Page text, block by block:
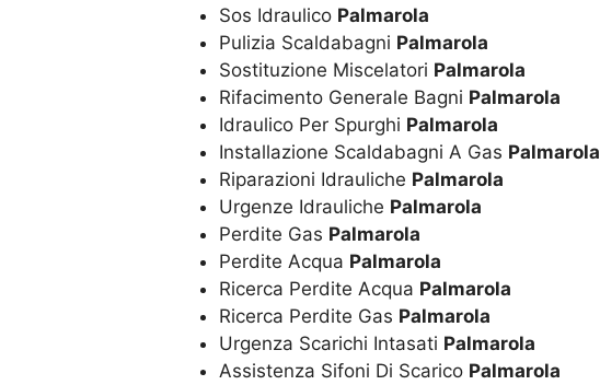
Sos Idraulico Palmarola
Pulizia Scaldabagni Palmarola
Sostituzione Miscelatori Palmarola
Rifacimento Generale Bagni Palmarola
Idraulico Per Spurghi Palmarola
Installazione Scaldabagni A Gas Palmarola
Riparazioni Idrauliche Palmarola
Urgenze Idrauliche Palmarola
Perdite Gas Palmarola
Perdite Acqua Palmarola
Ricerca Perdite Acqua Palmarola
Ricerca Perdite Gas Palmarola
Urgenza Scarichi Intasati Palmarola
Assistenza Sifoni Di Scarico Palmarola